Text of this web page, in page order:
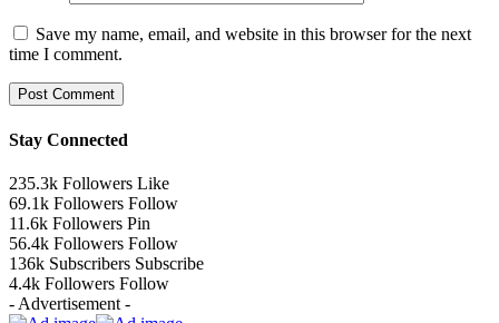
Save my name, email, and website in this browser for the next
time I comment.
Stay Connected
235.3k Followers Like
69.1k Followers Follow
11.6k Followers Pin
56.4k Followers Follow
136k Subscribers Subscribe
4.4k Followers Follow
- Advertisement -